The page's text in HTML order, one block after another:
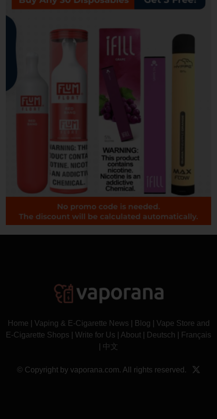
Home Vaping & E-Cigarette News Blog
Vape Store and
E-Cigarette Shops
Write for Us About Deutsch
Français
中文
© Copyright by vaporana.com. All rights reserved.